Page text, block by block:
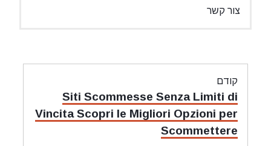
צור קשר
ניווט
קודם
מאמר
קודם:
Siti Scommesse Senza Limiti di
Vincita Scopri le Migliori Opzioni per
Scommettere